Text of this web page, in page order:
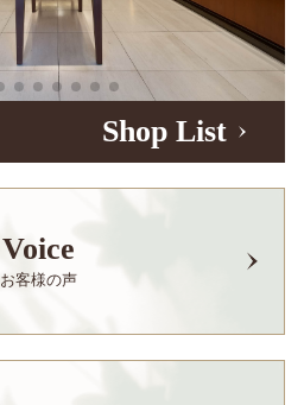
Shop List
Voice
お客様の声